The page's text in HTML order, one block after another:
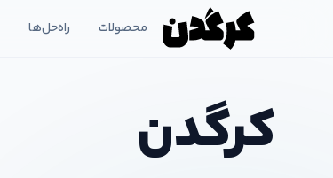
محصولات راه‌حل‌ها
کرگدن